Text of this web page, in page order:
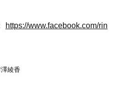
https://www.facebook.com/rin
綾香